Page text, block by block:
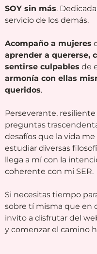
SOY sin más.
servicio de los demás.
Acompaño a mujeres
aprender a quererse,
sentirse culpables de
armonía con ellas
queridos.
Perseverante,
preguntas
desafíos que la vida
estudiar diversas
llega a mí con la
coherente con mi SER.
Si necesitas tiempo
sobre tí misma que en
invito a disfrutar del
y comenzar el camino